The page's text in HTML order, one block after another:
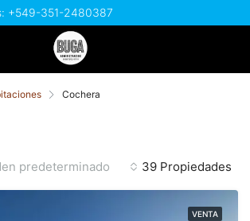
+549-351-2480387
Cochera
39 Propiedades
predeterminado
VENTA